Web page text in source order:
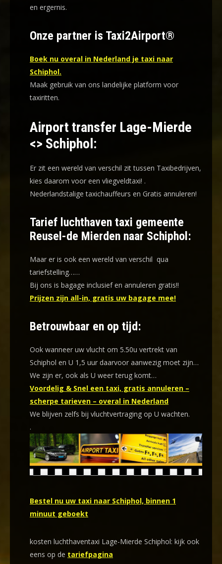
en ergernis.
Onze partner is Taxi2Airport®
Boek nu overal in Nederland je taxi naar
Schiphol.
Maak gebruik van ons landelijke platform voor
taxiritten.
Airport transfer Lage-Mierde
<> Schiphol:
Er zit een wereld van verschil zit tussen Taxibedrijven,
kies daarom voor een vliegveldtaxi! .
Nederlandstalige taxichauffeurs en Gratis annuleren!
Tarief luchthaven taxi gemeente
Reusel-de Mierden naar Schiphol:
Maar er is ook een wereld van verschil qua
tariefstelling……
Bij ons is bagage inclusief en annuleren gratis!!
Prijzen zijn all-in, gratis uw bagage mee!
Betrouwbaar en op tijd:
Ook wanneer uw vlucht om 5.50u vertrekt van
Schiphol en U 1,5 uur daarvoor aanwezig moet zijn…
We zijn er, ook als U weer terug komt…
Voordelig & Snel een taxi, gratis annuleren –
scherpe tarieven – overal in Nederland
We blijven zelfs bij vluchtvertraging op U wachten.
.
Bestel nu uw taxi naar Schiphol, binnen 1
minuut geboekt
kosten luchthaventaxi Lage-Mierde Schiphol: kijk ook
eens op de tariefpagina